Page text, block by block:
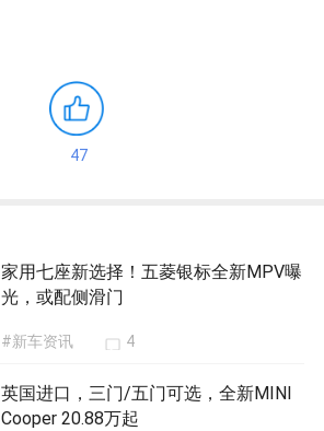
47
家用七座新选择！五菱银标全新MPV曝
光，或配侧滑门
#新车资讯 4
英国进口，三门/五门可选，全新MINI
Cooper 20.88万起